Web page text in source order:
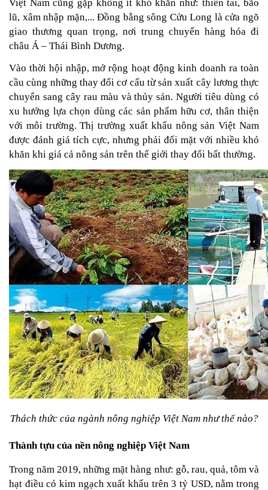
Việt Nam cũng gặp không ít khó khăn như: thiên tai, bão
lũ, xâm nhập mặn,... Đồng bằng sông Cửu Long là cửa ngõ
giao thương quan trọng, nơi trung chuyển hàng hóa đi
châu Á – Thái Bình Dương.
Vào thời hội nhập, mở rộng hoạt động kinh doanh ra toàn
cầu cùng những thay đổi cơ cấu từ sản xuất cây lương thực
chuyển sang cây rau màu và thủy sản. Người tiêu dùng có
xu hướng lựa chọn dùng các sản phẩm hữu cơ, thân thiện
với môi trường. Thị trường xuất khẩu nông sản Việt Nam
được đánh giá tích cực, nhưng phải đối mặt với nhiều khó
khăn khi giá cả nông sản trên thế giới thay đổi bất thường.
Thách thức của ngành nông nghiệp Việt Nam như thế nào?
Thành tựu của nền nông nghiệp Việt Nam
Trong năm 2019, những mặt hàng như: gỗ, rau, quả, tôm và
hạt điều có kim ngạch xuất khẩu trên 3 tỷ USD, nằm trong